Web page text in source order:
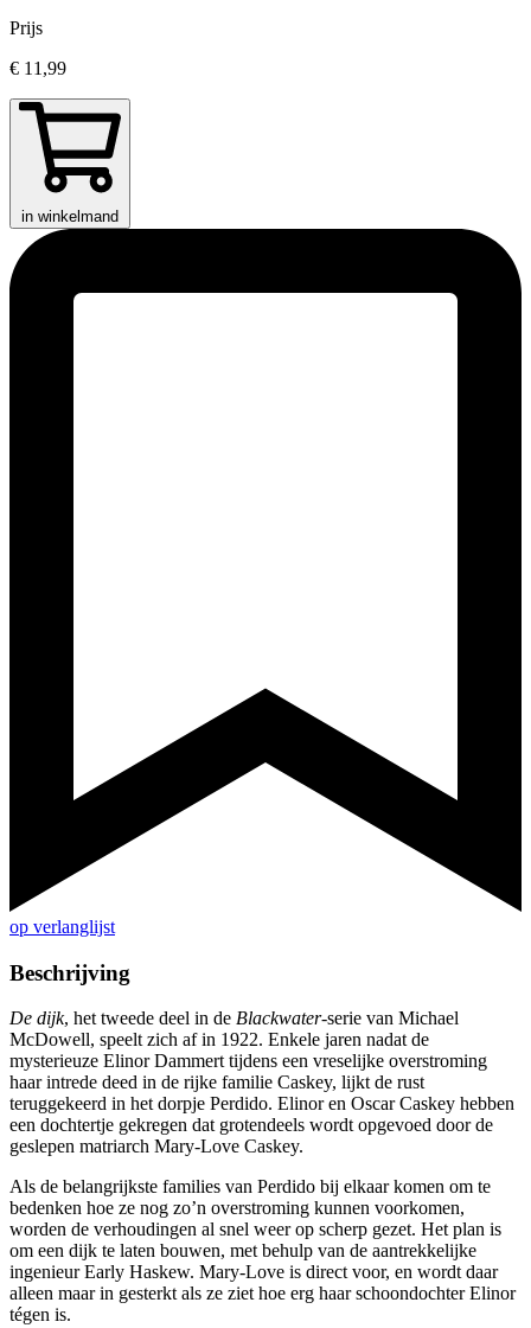
Prijs
€ 11,99
in winkelmand
op verlanglijst
Beschrijving
De dijk, het tweede deel in de Blackwater-serie van Michael
McDowell, speelt zich af in 1922. Enkele jaren nadat de
mysterieuze Elinor Dammert tijdens een vreselijke overstroming
haar intrede deed in de rijke familie Caskey, lijkt de rust
teruggekeerd in het dorpje Perdido. Elinor en Oscar Caskey hebben
een dochtertje gekregen dat grotendeels wordt opgevoed door de
geslepen matriarch Mary-Love Caskey.
Als de belangrijkste families van Perdido bij elkaar komen om te
bedenken hoe ze nog zo’n overstroming kunnen voorkomen,
worden de verhoudingen al snel weer op scherp gezet. Het plan is
om een dijk te laten bouwen, met behulp van de aantrekkelijke
ingenieur Early Haskew. Mary-Love is direct voor, en wordt daar
alleen maar in gesterkt als ze ziet hoe erg haar schoondochter Elinor
tégen is.